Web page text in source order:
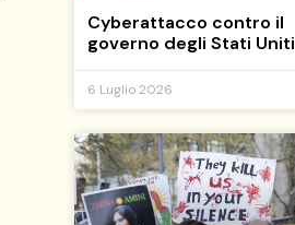
Cyberattacco contro il
governo degli Stati Uniti
6 Luglio 2026